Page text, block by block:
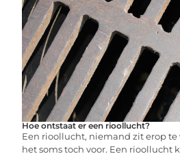
Hoe ontstaat er een rioollucht?
Een rioollucht, niemand zit erop
het soms toch voor. Een rioollucht